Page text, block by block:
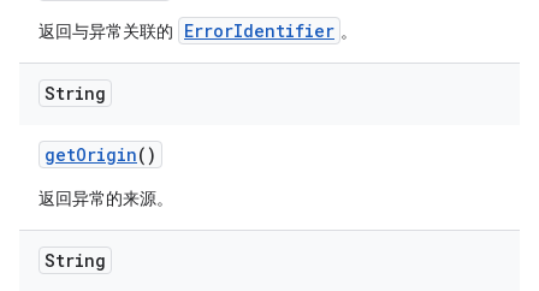
返回与异常关联的 ErrorIdentifier 。
String
getOrigin()
返回异常的来源。
String